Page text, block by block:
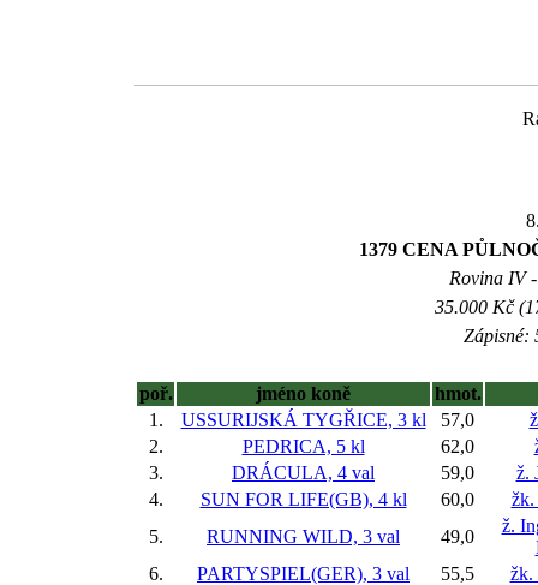
1379 CENA
Rovina IV
35.000 Kč
Zápisné:
poř. jméno koně
hmot.
1.
USSURIJSKÁ TYGŘICE, 3 kl 57,0
2.
PEDRICA, 5 kl 62,0
3.
DRÁCULA, 4 val 59,0
ž.
4.
SUN FOR LIFE(GB), 4 kl 60,0
žk.
5.
RUNNING WILD, 3 val 49,0
ž.
6.
PARTYSPIEL(GER), 3 val 55,5
žk.